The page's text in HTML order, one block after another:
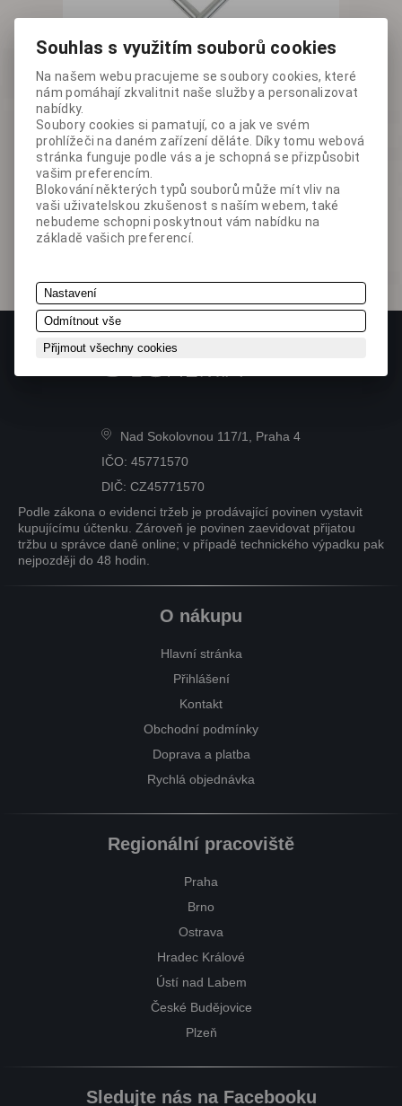
Nad Sokolovnou 117/1, Praha 4
IČO: 45771570
DIČ: CZ45771570
Podle zákona o evidenci tržeb je prodávající povinen vystavit
kupujícímu účtenku. Zároveň je povinen zaevidovat přijatou
tržbu u správce daně online; v případě technického výpadku pak
nejpozději do 48 hodin.
O nákupu
Hlavní stránka
Přihlášení
Kontakt
Obchodní podmínky
Doprava a platba
Rychlá objednávka
Regionální pracoviště
Praha
Brno
Ostrava
Hradec Králové
Ústí nad Labem
České Budějovice
Plzeň
Sledujte nás na Facebooku
Souhlas s využitím souborů cookies
Na našem webu pracujeme se soubory cookies, které
nám pomáhají zkvalitnit naše služby a personalizovat
nabídky.
Soubory cookies si pamatují, co a jak ve svém
prohlížeči na daném zařízení děláte. Díky tomu webová
stránka funguje podle vás a je schopná se přizpůsobit
vašim preferencím.
Blokování některých typů souborů může mít vliv na
vaši uživatelskou zkušenost s naším webem, také
nebudeme schopni poskytnout vám nabídku na
základě vašich preferencí.
Nastavení
Odmítnout vše
Přijmout všechny cookies